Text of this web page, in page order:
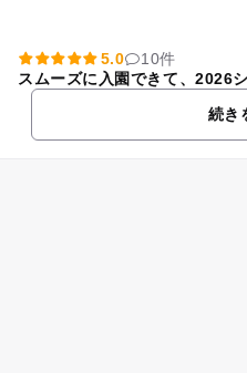
5.0
10件
スムーズに入園できて、2026
続き